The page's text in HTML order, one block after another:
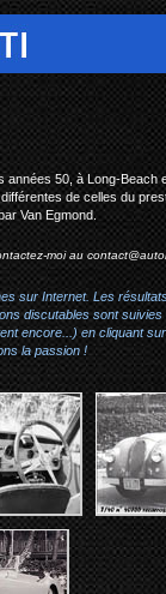
type 40 style
années 50, à Long-
de celles du
Van Egmond.
moi au
sur Internet. Les
discutables sont suivies
encore...) en cliquant
la passion !